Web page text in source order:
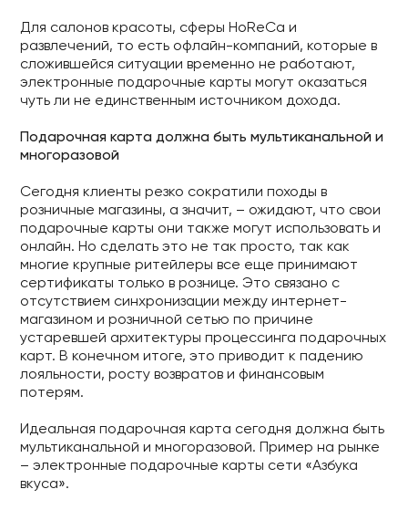
Для салонов красоты, сферы HoReCa и
развлечений, то есть офлайн-компаний, которые в
сложившейся ситуации временно не работают,
электронные подарочные карты могут оказаться
чуть ли не единственным источником дохода.
Подарочная карта должна быть мультиканальной и
многоразовой
Сегодня клиенты резко сократили походы в
розничные магазины, а значит, – ожидают, что свои
подарочные карты они также могут использовать и
онлайн. Но сделать это не так просто, так как
многие крупные ритейлеры все еще принимают
сертификаты только в рознице. Это связано с
отсутствием синхронизации между интернет-
магазином и розничной сетью по причине
устаревшей архитектуры процессинга подарочных
карт. В конечном итоге, это приводит к падению
лояльности, росту возвратов и финансовым
потерям.
Идеальная подарочная карта сегодня должна быть
мультиканальной и многоразовой. Пример на рынке
– электронные подарочные карты сети «Азбука
вкуса».